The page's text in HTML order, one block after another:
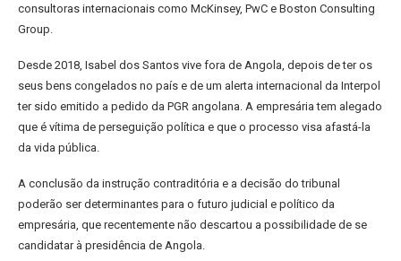
consultoras internacionais como McKinsey, PwC e Boston Consulting
Group.
Desde 2018, Isabel dos Santos vive fora de Angola, depois de ter os
seus bens congelados no país e de um alerta internacional da Interpol
ter sido emitido a pedido da PGR angolana. A empresária tem alegado
que é vítima de perseguição política e que o processo visa afastá-la
da vida pública.
A conclusão da instrução contraditória e a decisão do tribunal
poderão ser determinantes para o futuro judicial e político da
empresária, que recentemente não descartou a possibilidade de se
candidatar à presidência de Angola.